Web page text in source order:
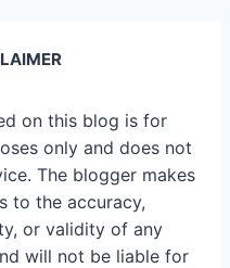
on this blog is for
only and does not
The blogger makes
to the accuracy,
or validity of any
will not be liable for